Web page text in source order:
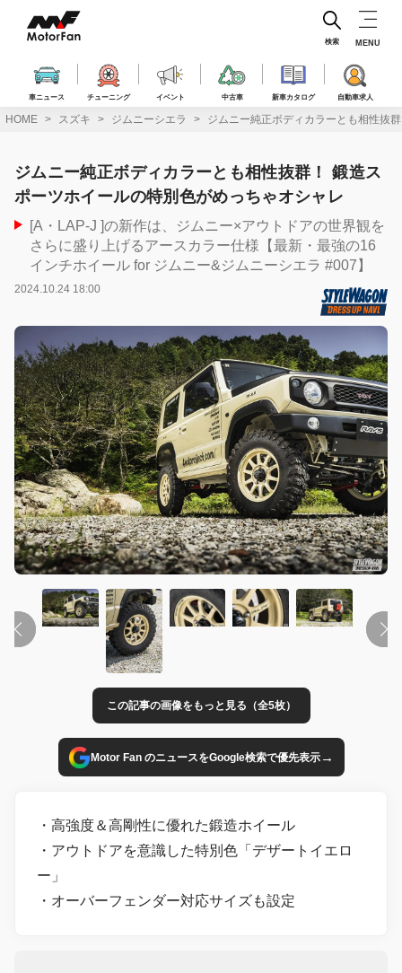
ス
車ニュース チューニング イベント 中古車 新車カタログ 自動車求人
検索 MENU
HOME スズキ ジムニーシエラ ジムニー純正ボディカラーとも相性抜
ジムニー純正ボディカラーとも相性抜群！ 鍛造ス
ポーツホイールの特別色がめっちゃオシャレ
[A・LAP-J ]の新作は、ジムニー×アウトドアの世界観を
さらに盛り上げるアースカラー仕様【最新・最強の16
インチホイール for ジムニー&ジムニーシエラ #007】
2024.10.24 18:00
この記事の画像をもっと見る（全5枚）
Motor Fan のニュースをGoogle検索で優先表示→
・高強度＆高剛性に優れた鍛造ホイール
・アウトドアを意識した特別色「デザートイエロ
ー」
・オーバーフェンダー対応サイズも設定